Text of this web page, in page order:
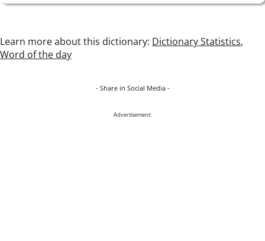
Learn more about this dictionary: Dictionary Statistics,
Word of the day
- Share in Social Media -
Advertisement: